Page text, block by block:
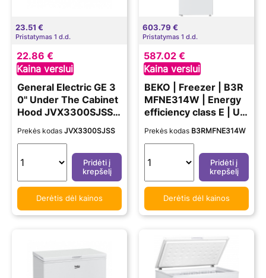
23.51 €
Pristatymas 1 d.d.
22.86 €
Kaina verslui
General Electric GE 3
0'' Under The Cabinet
Hood JVX3300SJSS
teel
Prekės kodas JVX3300SJSS
Pridėti į
krepšelį
Derėtis dėl kainos
603.79 €
Pristatymas 1 d.d.
587.02 €
Kaina verslui
BEKO | Freezer | B3R
MFNE314W | Energy
efficiency class E | Up
Height 186.5 cm | Tot
No Frost system | Dis
Prekės kodas B3RMFNE314W
Pridėti į
krepšelį
Derėtis dėl kainos